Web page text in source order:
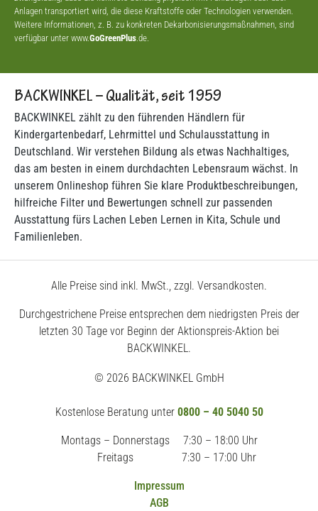
Anlagen transportiert wird, die diese Kraftstoffe oder Technologien verwenden.
Weitere Informationen, z. B. zu konkreten Dekarbonisierungsmaßnahmen, sind
verfügbar unter www.GoGreenPlus.de.
BACKWINKEL – Qualität, seit 1959
BACKWINKEL zählt zu den führenden Händlern für
Kindergartenbedarf, Lehrmittel und Schulausstattung in
Deutschland. Wir verstehen Bildung als etwas Nachhaltiges,
das am besten in einem durchdachten Lebensraum wächst. In
unserem Onlineshop führen Sie klare Produktbeschreibungen,
hilfreiche Filter und Bewertungen schnell zur passenden
Ausstattung fürs Lachen Leben Lernen in Kita, Schule und
Familienleben.
Alle Preise sind inkl. MwSt., zzgl. Versandkosten.
Durchgestrichene Preise entsprechen dem niedrigsten Preis der
letzten 30 Tage vor Beginn der Aktionspreis-Aktion bei
BACKWINKEL.
© 2026 BACKWINKEL GmbH
Kostenlose Beratung unter 0800 – 40 5040 50
Montags – Donnerstags
7:30 – 18:00 Uhr
Freitags
7:30 – 17:00 Uhr
Impressum
AGB